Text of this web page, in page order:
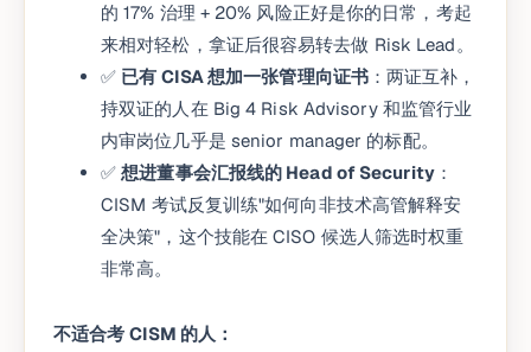
的 17% 治理 + 20% 风险正好是你的日常，考起
来相对轻松，拿证后很容易转去做 Risk Lead。
✅ 已有 CISA 想加一张管理向证书：两证互补，
持双证的人在 Big 4 Risk Advisory 和监管行业
内审岗位几乎是 senior manager 的标配。
✅想进董事会汇报线的 Head of Security：
CISM 考试反复训练"如何向非技术高管解释安
全决策"，这个技能在 CISO 候选人筛选时权重
非常高。
不适合考 CISM 的人：